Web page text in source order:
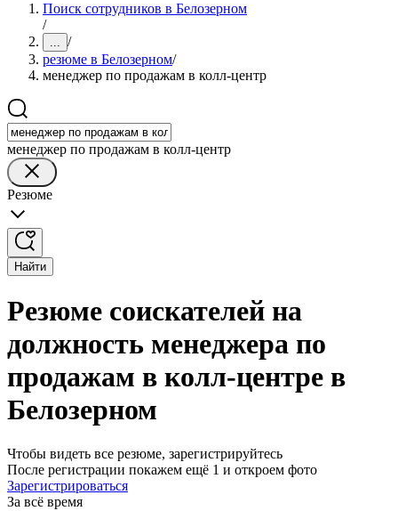
Поиск сотрудников в Белозерном
/
... /
резюме в Белозерном/
менеджер по продажам в колл-центр
менеджер по продажам в колл-центр
Резюме
Найти
Резюме соискателей на
должность менеджера по
продажам в колл-центре в
Белозерном
Чтобы видеть все резюме, зарегистрируйтесь
После регистрации покажем ещё 1 и откроем фото
Зарегистрироваться
За всё время